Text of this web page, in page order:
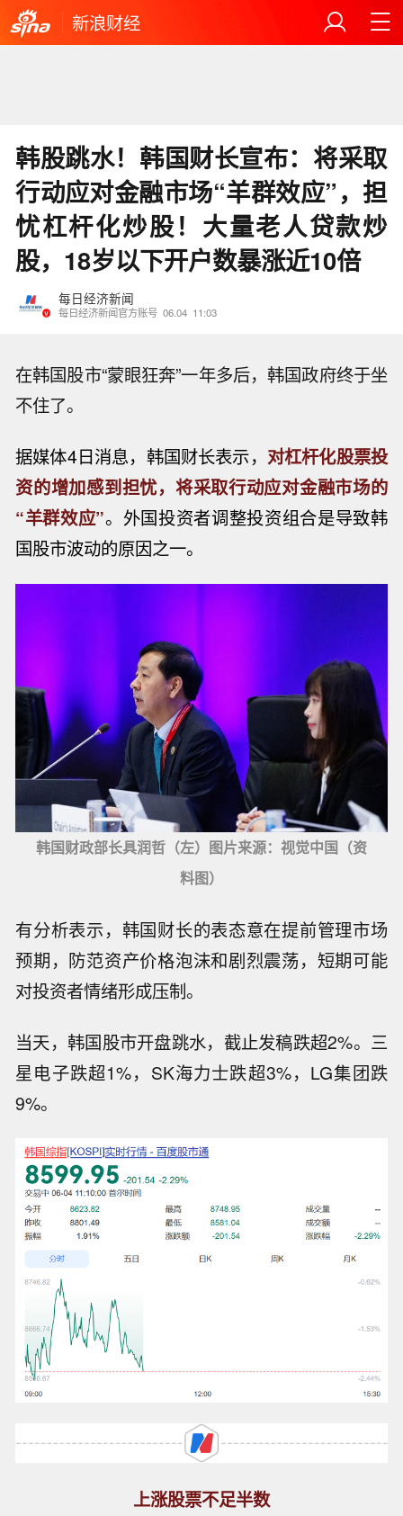
新浪财经
韩股跳水！韩国财长宣布：将采取
行动应对金融市场“羊群效应”，担
忧杠杆化炒股！大量老人贷款炒
股，18岁以下开户数暴涨近10倍
每日经济新闻
每日经济新闻官方账号 06.04 11:03
在韩国股市“蒙眼狂奔”一年多后，韩国政府终于坐
不住了。
据媒体4日消息，韩国财长表示， 对杠杆化股票投
资的增加感到担忧，将采取行动应对金融市场的
“羊群效应”。外国投资者调整投资组合是导致韩
国股市波动的原因之一。
韩国财政部长具润哲（左）图片来源：视觉中国（资
料图）
有分析表示，韩国财长的表态意在提前管理市场
预期，防范资产价格泡沫和剧烈震荡，短期可能
对投资者情绪形成压制。
当天，韩国股市开盘跳水，截止发稿跌超2%。三
星电子跌超1%，SK海力士跌超3%，LG集团跌
9%。
上涨股票不足半数